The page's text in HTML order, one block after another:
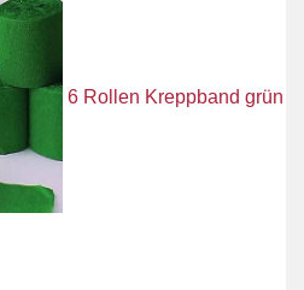
6 Rollen Kreppband grün